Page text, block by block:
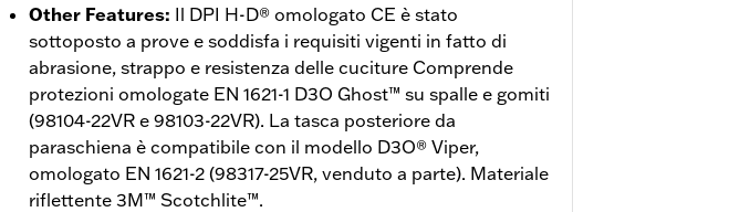
Other Features: Il DPI H-D® omologato CE è stato
sottoposto a prove e soddisfa i requisiti vigenti in fatto di
abrasione, strappo e resistenza delle cuciture Comprende
protezioni omologate EN 1621-1 D3O Ghost™ su spalle e gomiti
(98104-22VR e 98103-22VR). La tasca posteriore da
paraschiena è compatibile con il modello D3O® Viper,
omologato EN 1621-2 (98317-25VR, venduto a parte). Materiale
riflettente 3M™ Scotchlite™.